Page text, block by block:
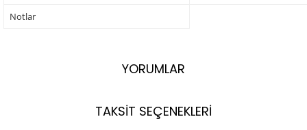
Notlar
YORUMLAR
TAKSİT SEÇENEKLERİ